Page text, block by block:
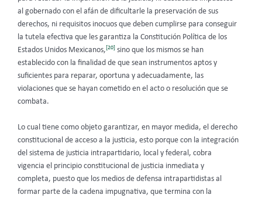
al gobernado con el afán de dificultarle la preservación de sus
derechos, ni requisitos inocuos que deben cumplirse para conseguir
la tutela efectiva que les garantiza la Constitución Política de los
Estados Unidos Mexicanos,[20] sino que los mismos se han
establecido con la finalidad de que sean instrumentos aptos y
suficientes para reparar, oportuna y adecuadamente, las
violaciones que se hayan cometido en el acto o resolución que se
combata.
Lo cual tiene como objeto garantizar, en mayor medida, el derecho
constitucional de acceso a la justicia, esto porque con la integración
del sistema de justicia intrapartidario, local y federal, cobra
vigencia el principio constitucional de justicia inmediata y
completa, puesto que los medios de defensa intrapartidistas al
formar parte de la cadena impugnativa, que termina con la